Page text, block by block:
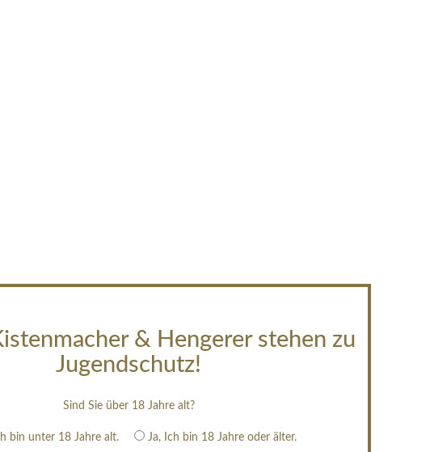
& Hengerer stehen zu
Jugendschutz!
Sind Sie über 18 Jahre alt?
bin unter 18 Jahre alt. Ja, Ich bin 18 Jahre oder älter.